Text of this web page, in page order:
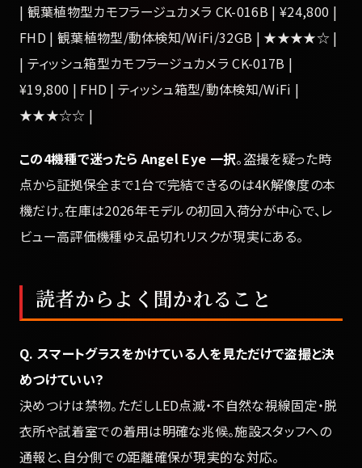
| 観葉植物型カモフラージュカメラ CK-016B | ¥24,800 |
FHD | 観葉植物型/動体検知/WiFi/32GB | ★★★★☆ |
| ティッシュ箱型カモフラージュカメラ CK-017B |
¥19,800 | FHD | ティッシュ箱型/動体検知/WiFi |
★★★☆☆ |
この4機種で迷ったら Angel Eye 一択。盗撮を疑った時
点から証拠保全まで1台で完結できるのは4K解像度の本
機だけ。在庫は2026年モデルの初回入荷分が中心で、レ
ビュー高評価機種ゆえ品切れリスクが現実にある。
読者からよく聞かれること
Q. スマートグラスをかけている人を見ただけで盗撮と決
めつけていい？
決めつけは禁物。ただしLED点滅・不自然な視線固定・脱
衣所や試着室での着用は明確な兆候。施設スタッフへの
通報と、自分側での距離確保が現実的な対応。